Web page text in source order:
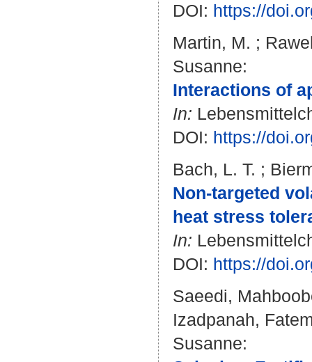
DOI: https://
Martin, M. ;
Susanne:
Interactions of
In:
DOI: https://
Bach, L. T. ;
Non‐targeted
heat stress
In:
DOI: https://
Saeedi,
Izadpanah,
Susanne: